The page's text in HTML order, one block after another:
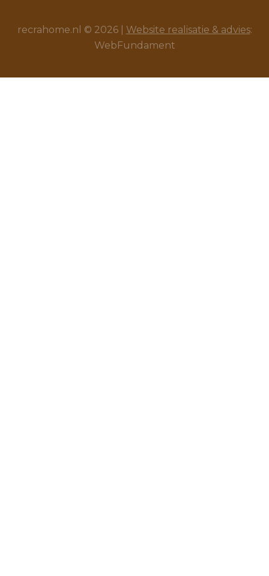
recrahome.nl © 2026 | Website realisatie & advies:
WebFundament